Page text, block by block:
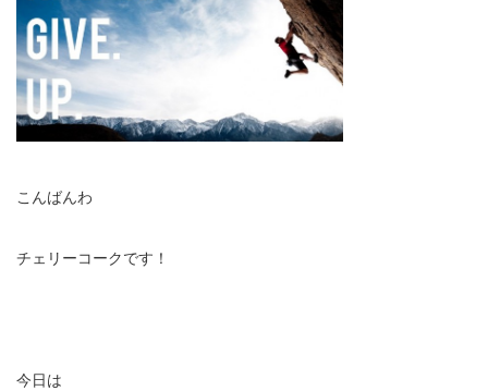
こんばんわ
チェリーコークです！
今日は